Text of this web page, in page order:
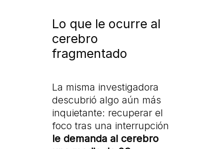
Lo que le ocurre al
cerebro
fragmentado
La misma investigadora
descubrió algo aún más
inquietante: recuperar el
foco tras una interrupción
le demanda al cerebro